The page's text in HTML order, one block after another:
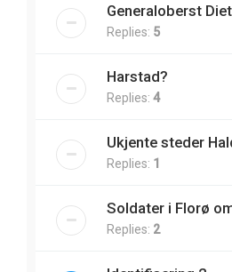
Generaloberst
Replies: 5
Harstad?
Replies: 4
Ukjente steder
Replies: 1
Soldater i Florø
Replies: 2